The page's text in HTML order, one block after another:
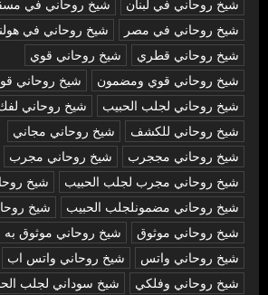
شيخ روحاني في لبنان
شيخ روحاني في
شيخ روحاني في مصر
شيخ روحاني في
شيخ روحاني قطري
شيخ روحاني قوي
شيخ روحاني قوي ومضمون
شيخ روحاني
شيخ روحاني لجلب الحبيب
شيخ روحاني
شيخ روحاني للكشف
شيخ روحاني مجاني
شيخ روحاني مججرب
شيخ روحاني مجرب
شيخ روحاني مجرب لجلب الحبيب
شيخ
شيخ روحاني مضمونلجلب الحبيب
شيخ
شيخ روحاني موثوق
شيخ روحاني موثوق به
شيخ روحاني واتس
شيخ روحاني واتس اب
شيخ روحاني وفلكي
شيخ سوداني لجلب